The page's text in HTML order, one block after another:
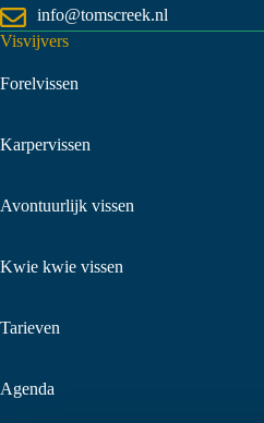
info@tomscreek.nl
Visvijvers
Forelvissen
Karpervissen
Avontuurlijk vissen
Kwie kwie vissen
Tarieven
Agenda